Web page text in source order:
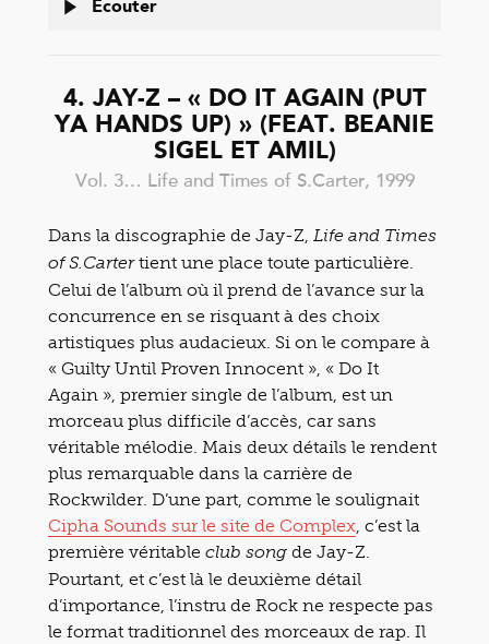
Écouter
4. JAY-Z – « DO IT AGAIN (PUT
YA HANDS UP) » (FEAT. BEANIE
SIGEL ET AMIL)
Vol. 3… Life and Times of S.Carter, 1999
Dans la discographie de Jay-Z, Life and Times
of S.Cartertient une place toute particulière.
Celui de l’album où il prend de l’avance sur la
concurrence en se risquant à des choix
artistiques plus audacieux. Si on le compare à
« Guilty Until Proven Innocent », « Do It
Again », premier single de l’album, est un
morceau plus difficile d’accès, car sans
véritable mélodie. Mais deux détails le rendent
plus remarquable dans la carrière de
Rockwilder. D’une part, comme le soulignait
Cipha Sounds sur le site de Complex, c’est la
première véritable club song de Jay-Z.
Pourtant, et c’est là le deuxième détail
d’importance, l’instru de Rock ne respecte pas
le format traditionnel des morceaux de rap. Il